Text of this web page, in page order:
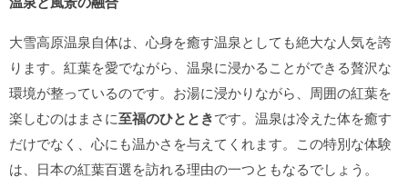
大雪高原温泉自体は、心身を癒す温泉としても絶大な人気を誇
ります。紅葉を愛でながら、温泉に浸かることができる贅沢な
環境が整っているのです。お湯に浸かりながら、周囲の紅葉を
楽しむのはまさに至福のひとときです。温泉は冷えた体を癒す
だけでなく、心にも温かさを与えてくれます。この特別な体験
は、日本の紅葉百選を訪れる理由の一つともなるでしょう。